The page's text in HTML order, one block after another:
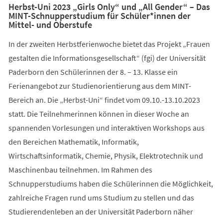
Herbst-Uni 2023 „Girls Only“ und „All Gender“ – Das
MINT-Schnupperstudium für Schüler*innen der
Mittel- und Oberstufe
In der zweiten Herbstferienwoche bietet das Projekt „Frauen
gestalten die Informationsgesellschaft“ (fgi) der Universität
Paderborn den Schülerinnen der 8. – 13. Klasse ein
Ferienangebot zur Studienorientierung aus dem MINT-
Bereich an. Die „Herbst-Uni“ findet vom 09.10.-13.10.2023
statt. Die Teilnehmerinnen können in dieser Woche an
spannenden Vorlesungen und interaktiven Workshops aus
den Bereichen Mathematik, Informatik,
Wirtschaftsinformatik, Chemie, Physik, Elektrotechnik und
Maschinenbau teilnehmen. Im Rahmen des
Schnupperstudiums haben die Schülerinnen die Möglichkeit,
zahlreiche Fragen rund ums Studium zu stellen und das
Studierendenleben an der Universität Paderborn näher